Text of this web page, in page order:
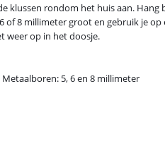
klussen rondom het huis aan. Hang
8 millimeter groot en gebruik je
weer op in het doosje.
Metaalboren: 5, 6 en 8 millimeter